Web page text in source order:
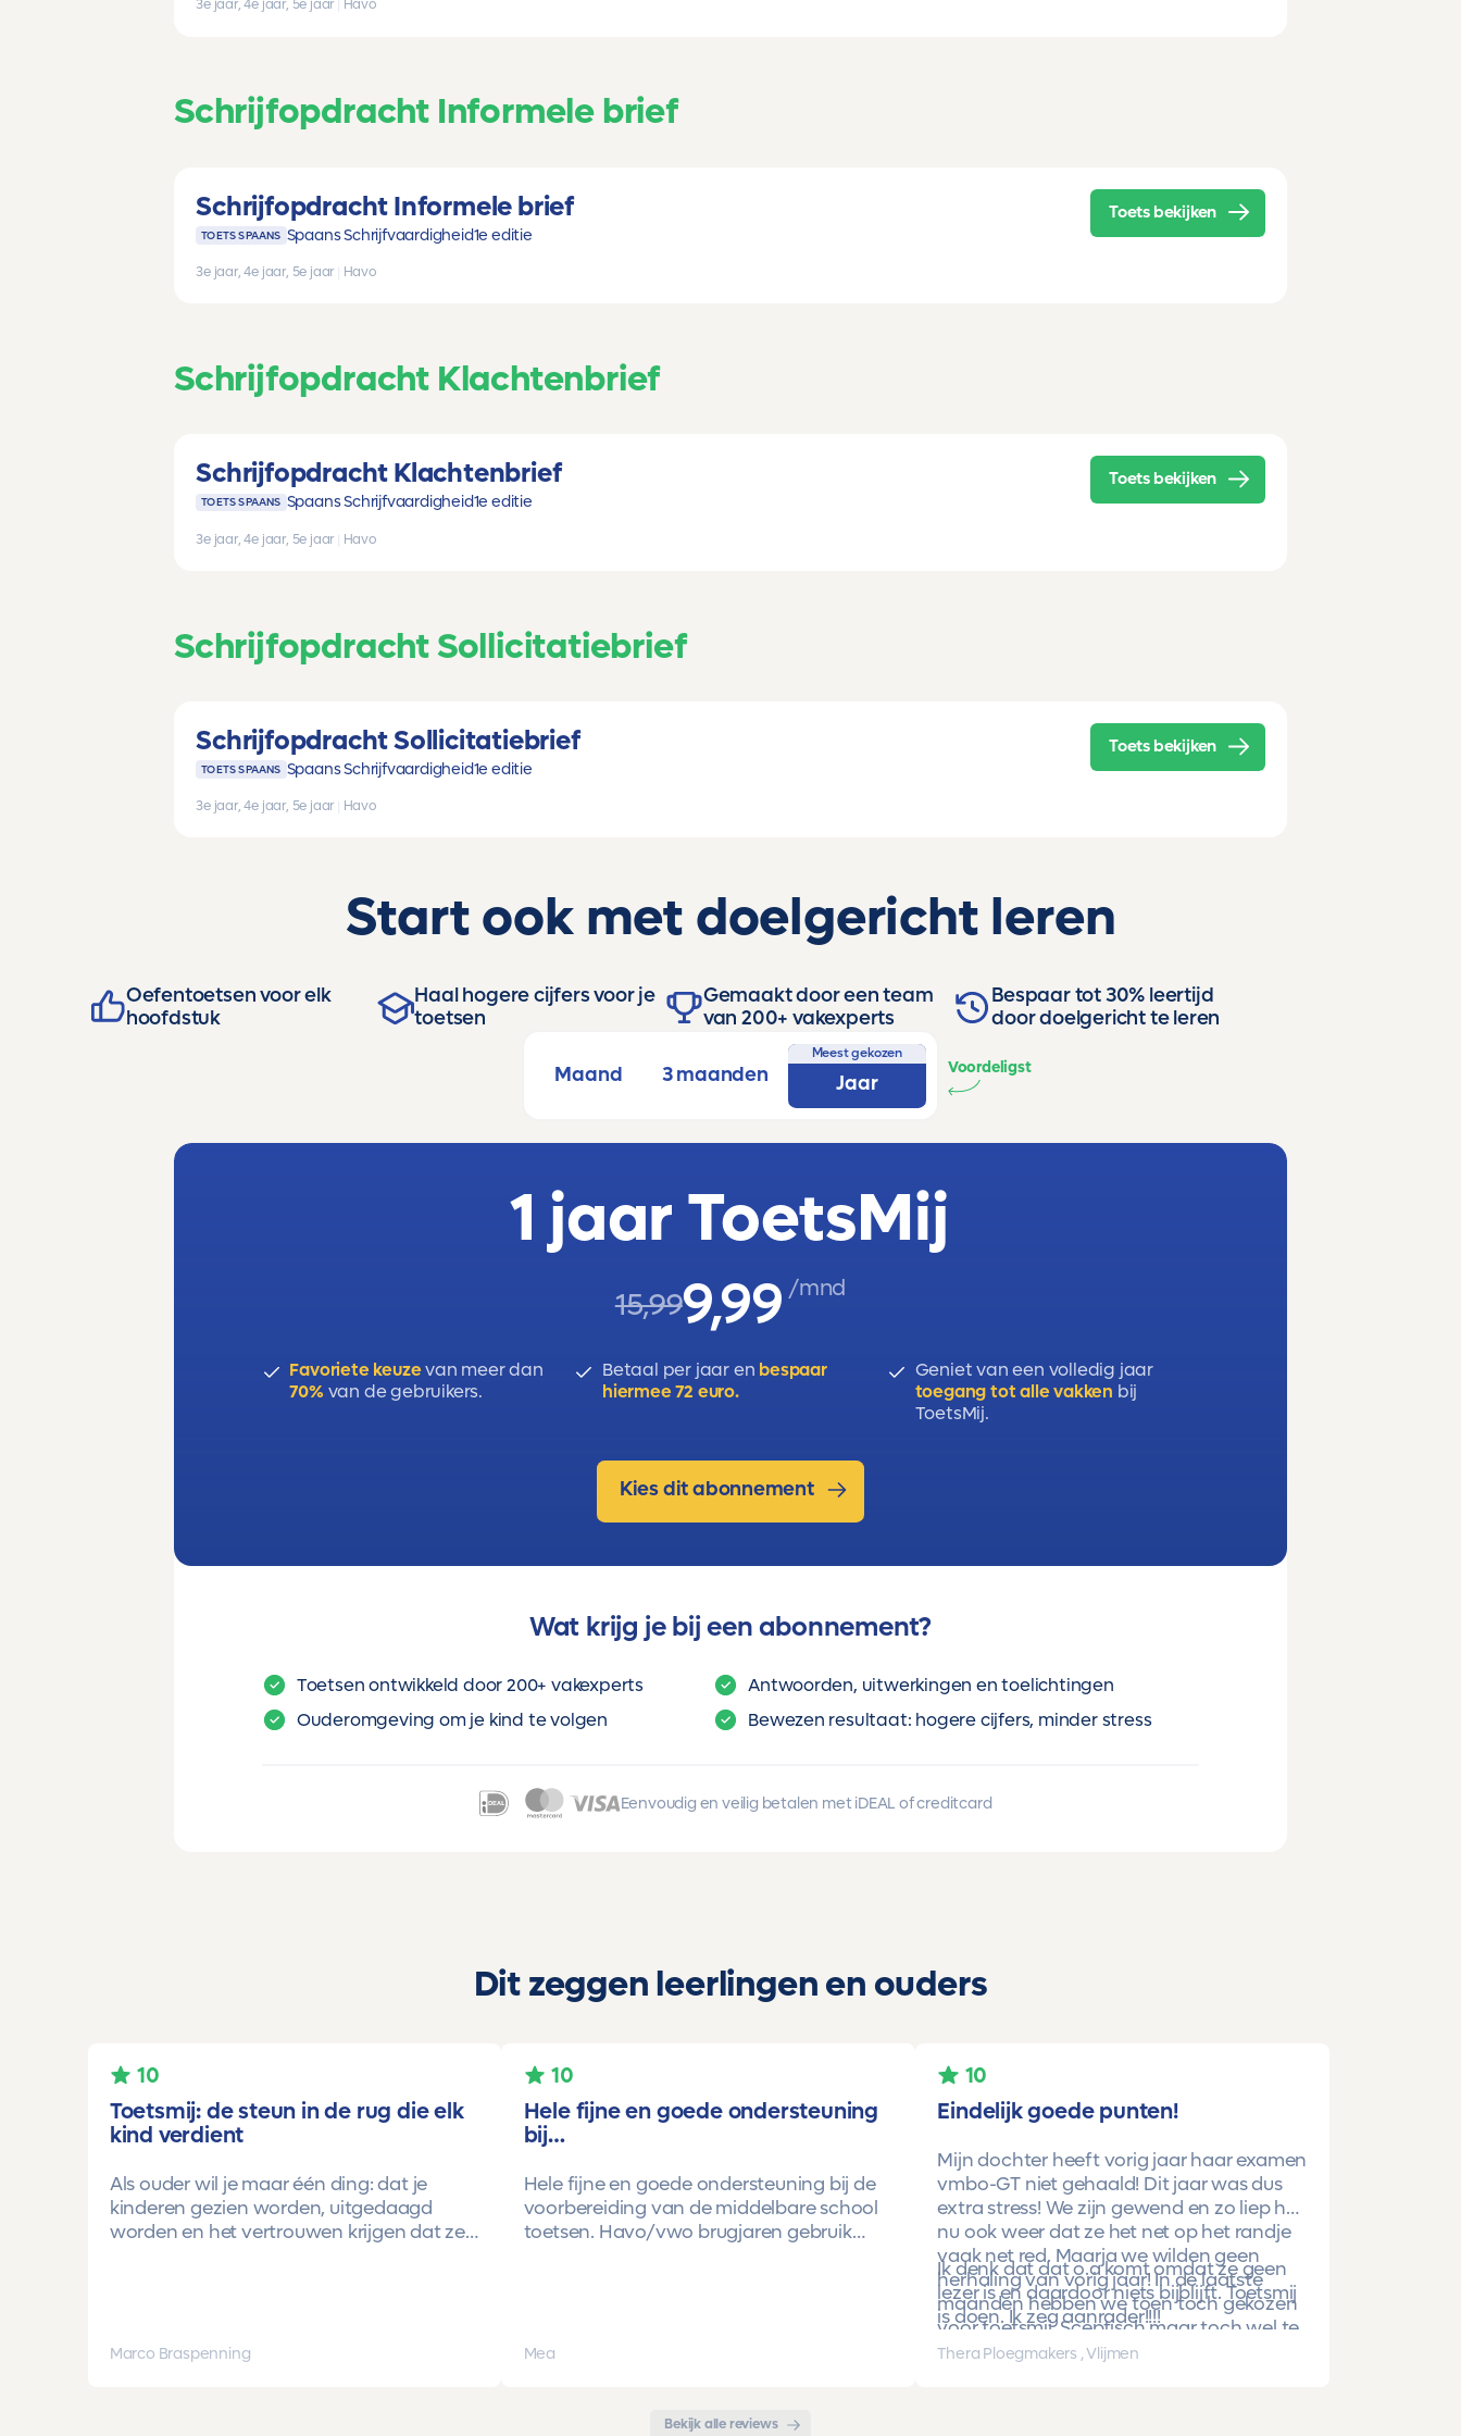
3e jaar, 4e jaar, 5e jaar Havo
Schrijfopdracht Informele brief
Schrijfopdracht Informele brief
TOETS SPAANS Spaans Schrijfvaardigheid1e editie
3e jaar, 4e jaar, 5e jaar Havo
Toets bekijken
Schrijfopdracht Klachtenbrief
Schrijfopdracht Klachtenbrief
TOETS SPAANS Spaans Schrijfvaardigheid1e editie
3e jaar, 4e jaar, 5e jaar Havo
Toets bekijken
Schrijfopdracht Sollicitatiebrief
Schrijfopdracht Sollicitatiebrief
TOETS SPAANS Spaans Schrijfvaardigheid1e editie
3e jaar, 4e jaar, 5e jaar Havo
Toets bekijken
Start ook met doelgericht leren
Oefentoetsen voor elk
hoofdstuk
Haal hogere cijfers voor je
toetsen
Gemaakt door een team
van 200+ vakexperts
Bespaar tot 30% leertijd
door doelgericht te leren
Maand 3 maanden
Meest gekozen
Jaar
Voordeligst
1 jaar ToetsMij
15,999,99 /mnd
Favoriete keuzevan meer dan
70%van de gebruikers.
Betaal per jaar en bespaar
hiermee 72 euro.
Geniet van een volledig jaar
toegang tot alle vakken bij
ToetsMij.
Kies dit abonnement
Wat krijg je bij een abonnement?
Toetsen ontwikkeld door 200+ vakexperts
Antwoorden, uitwerkingen en toelichtingen
Ouderomgeving om je kind te volgen
Bewezen resultaat: hogere cijfers, minder stress
Eenvoudig en veilig betalen met iDEAL of creditcard
Dit zeggen leerlingen en ouders
10
Toetsmij: de steun in de rug die elk
kind verdient
Als ouder wil je maar één ding: dat je
kinderen gezien worden, uitgedaagd
worden en het vertrouwen krijgen dat ze
Onze oudste dochter begon ooit op
Marco Braspenning
10
Hele fijne en goede ondersteuning
bij…
Hele fijne en goede ondersteuning bij de
voorbereiding van de middelbare school
toetsen. Havo/vwo brugjaren gebruik
opgebouwd. Goede snelle communicatie
Mea
10
Eindelijk goede punten!
Mijn dochter heeft vorig jaar haar examen
vmbo-GT niet gehaald! Dit jaar was dus
extra stress! We zijn gewend en zo liep het
nu ook weer dat ze het net op het randje
vaak net red. Maarja we wilden geen
herhaling van vorig jaar! In de laatste
maanden hebben we toen toch gekozen
voor toetsmij. Sceptisch maar toch wel te
proberen. En nu is ze gewoon geslaagd
Ik denk dat dat o.a komt omdat ze geen
lezer is en daardoor niets bijblijft. Toetsmij
is doen. Ik zeg aanrader!!!!
Thera Ploegmakers , Vlijmen
Bekijk alle reviews